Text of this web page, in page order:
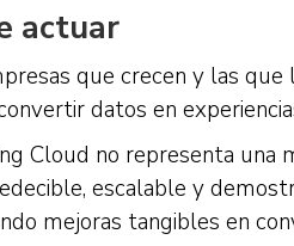
actuar
que crecen y las
datos en
Cloud no representa una
escalable y
mejoras tangibles en